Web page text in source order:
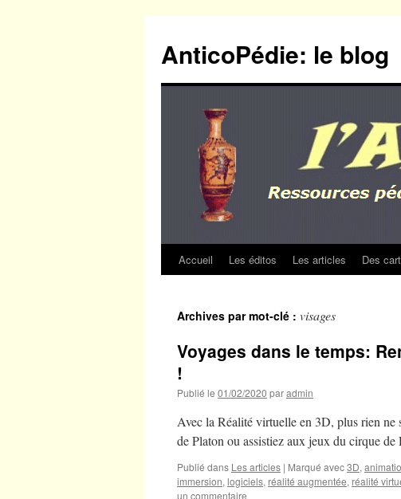
contenu
AnticoPédie: le blog
Accueil Les éditos Les articles Des
Archives par mot-clé : visages
Voyages dans le temps:
!
Publié le 01/02/2020 paradmin
Avec la Réalité virtuelle en 3D, plus rien ne
de Platon ou assistiez aux jeux du cirque
Publié dans Les articles | Marqué avec3D,
immersion, logiciels, réalité augmentée, réalité
un commentaire